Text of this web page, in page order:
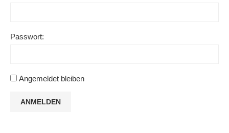
Passwort:
Angemeldet bleiben
ANMELDEN